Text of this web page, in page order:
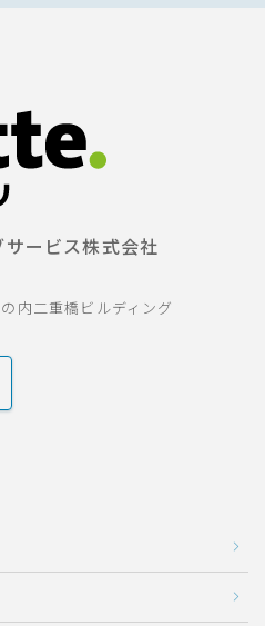
ービス株式会社
内二重橋ビルディング